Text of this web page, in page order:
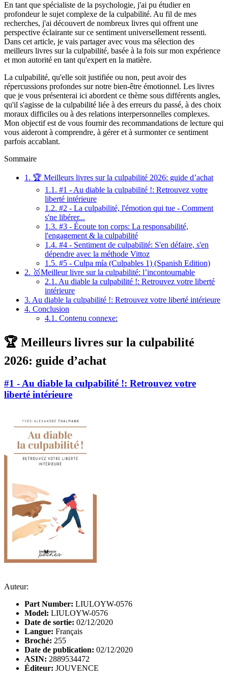
En tant que spécialiste de la psychologie, j'ai pu étudier en
profondeur le sujet complexe de la culpabilité. Au fil de mes
recherches, j'ai découvert de nombreux livres qui offrent une
perspective éclairante sur ce sentiment universellement ressenti.
Dans cet article, je vais partager avec vous ma sélection des
meilleurs livres sur la culpabilité, basée à la fois sur mon expérience
et mon autorité en tant qu'expert en la matière.
La culpabilité, qu'elle soit justifiée ou non, peut avoir des
répercussions profondes sur notre bien-être émotionnel. Les livres
que je vous présenterai ici abordent ce thème sous différents angles,
qu'il s'agisse de la culpabilité liée à des erreurs du passé, à des choix
moraux difficiles ou à des relations interpersonnelles complexes.
Mon objectif est de vous fournir des recommandations de lecture qui
vous aideront à comprendre, à gérer et à surmonter ce sentiment
parfois accablant.
Sommaire
1. 🏆 Meilleurs livres sur la culpabilité 2026: guide d’achat
1.1. #1 - Au diable la culpabilité !: Retrouvez votre
liberté intérieure
1.2. #2 - La culpabilité, l'émotion qui tue - Comment
s'ne libérer...
1.3. #3 - Écoute ton corps: La responsabilité,
l'engagement & la culpabilité
1.4. #4 - Sentiment de culpabilité: S'en défaire, s'en
dépendre avec la méthode Vittoz
1.5. #5 - Culpa mía (Culpables 1) (Spanish Edition)
2. 🥇Meilleur livre sur la culpabilité: l’incontournable
2.1. Au diable la culpabilité !: Retrouvez votre liberté
intérieure
3. Au diable la culpabilité !: Retrouvez votre liberté intérieure
4. Conclusion
4.1. Contenu connexe:
🏆 Meilleurs livres sur la culpabilité
2026: guide d’achat
#1 - Au diable la culpabilité !: Retrouvez votre
liberté intérieure
Auteur:
Part Number: LIULOYW-0576
Model: LIULOYW-0576
Date de sortie: 02/12/2020
Langue: Français
Broché: 255
Date de publication: 02/12/2020
ASIN: 2889534472
Éditeur: JOUVENCE